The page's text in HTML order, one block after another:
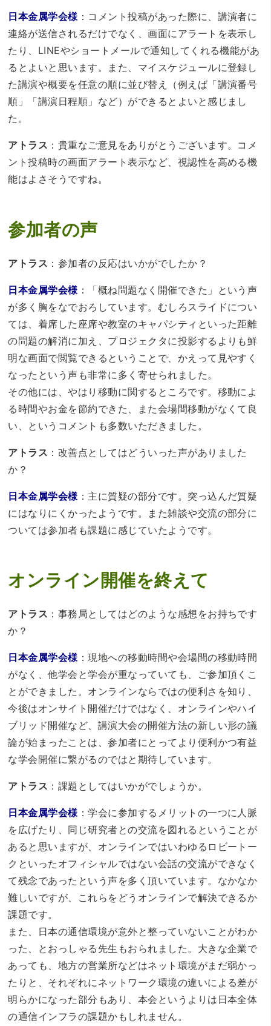
日本金属学会様：コメント投稿があった際に、講演者に
連絡が送信されるだけでなく、画面にアラートを表示し
たり、LINEやショートメールで通知してくれる機能があ
るとよいと思います。また、マイスケジュールに登録し
た講演や概要を任意の順に並び替え（例えば「講演番号
順」「講演日程順」など）ができるとよいと感じまし
た。
アトラス ：貴重なご意見をありがとうございます。コメ
ント投稿時の画面アラート表示など、視認性を高める機
能はよさそうですね。
参加者の声
アトラス ：参加者の反応はいかがでしたか？
日本金属学会様 ：「概ね問題なく開催できた」という声
が多く胸をなでおろしています。むしろスライドについ
ては、着席した座席や教室のキャパシティといった距離
の問題の解消に加え、プロジェクタに投影するよりも鮮
明な画面で閲覧できるということで、かえって見やすく
なったという声も非常に多く寄せられました。
その他には、やはり移動に関するところです。移動によ
る時間やお金を節約できた、また会場間移動がなくて良
い、というコメントも多数いただきました。
アトラス ：改善点としてはどういった声がありました
か？
日本金属学会様 ：主に質疑の部分です。突っ込んだ質疑
にはなりにくかったようです。また雑談や交流の部分に
ついては参加者も課題に感じていたようです。
オンライン開催を終えて
アトラス ：事務局としてはどのような感想をお持ちです
か？
日本金属学会様 ：現地への移動時間や会場間の移動時間
がなく、他学会と学会が重なっていても、ご参加頂くこ
とができました。オンラインならではの便利さを知り、
今後はオンサイト開催だけではなく、オンラインやハイ
ブリッド開催など、講演大会の開催方法の新しい形の議
論が始まったことは、参加者にとってより便利かつ有益
な学会開催に繋がるのではと期待しています。
アトラス ：課題としてはいかがでしょうか。
日本金属学会様 ：学会に参加するメリットの一つに人脈
を広げたり、同じ研究者との交流を図れるということが
あると思いますが、オンラインではいわゆるロビートー
クといったオフィシャルではない会話の交流ができなく
て残念であったという声を多く頂いています。なかなか
難しいですが、これらをどうオンラインで解決できるか
課題です。
また、日本の通信環境が意外と整っていないことがわか
った、とおっしゃる先生もおられました。大きな企業で
あっても、地方の営業所などはネット環境がまだ弱かっ
たりと、それぞれにネットワーク環境の違いによる差が
明らかになった部分もあり、本会というよりは日本全体
の通信インフラの課題かもしれません。